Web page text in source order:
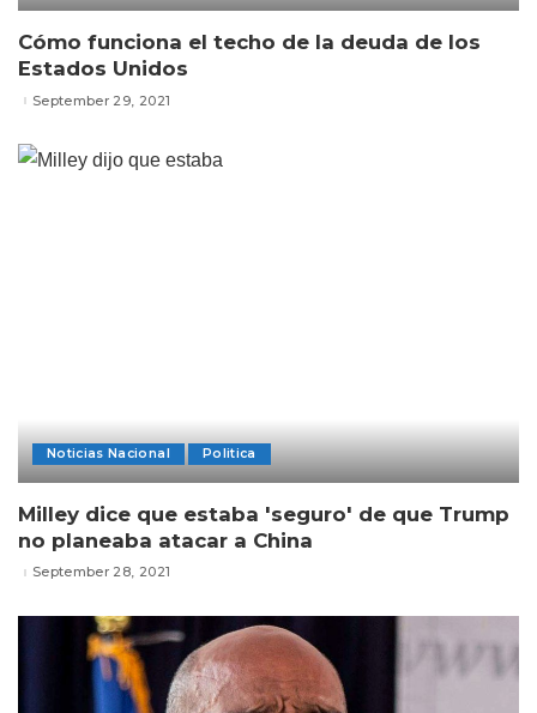
Cómo funciona el techo de la deuda de los
Estados Unidos
September 29, 2021
Noticias Nacional Politica
Milley dice que estaba 'seguro' de que Trump
no planeaba atacar a China
September 28, 2021